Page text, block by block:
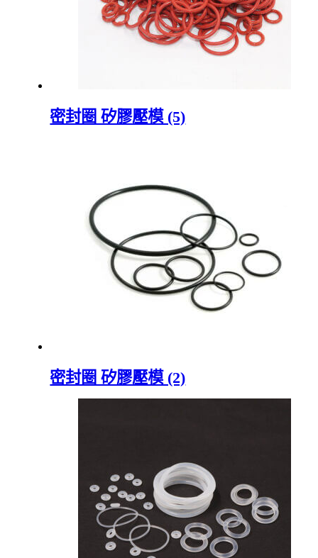
密封圈 矽膠壓模 (5)
密封圈 矽膠壓模 (2)